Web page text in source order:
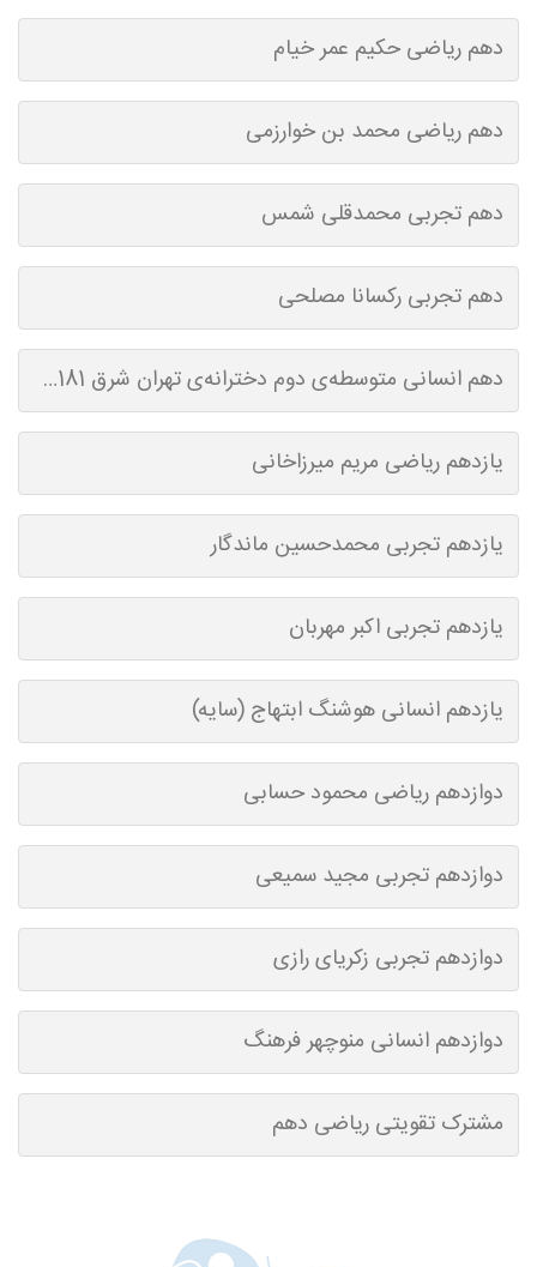
دهم ریاضی حکیم عمر خیام
دهم ریاضی محمد بن خوارزمی
دهم تجربی محمدقلی شمس
دهم تجربی رکسانا مصلحی
دهم انسانی متوسطه‌ی دوم دخترانه‌ی تهران شرق 44181
یازدهم ریاضی مریم میرزاخانی
یازدهم تجربی محمدحسین ماندگار
یازدهم تجربی اکبر مهربان
یازدهم انسانی هوشنگ ابتهاج (سایه)
دوازدهم ریاضی محمود حسابی
دوازدهم تجربی مجید سمیعی
دوازدهم تجربی زکریای رازی
دوازدهم انسانی منوچهر فرهنگ
مشترک تقویتی ریاضی دهم